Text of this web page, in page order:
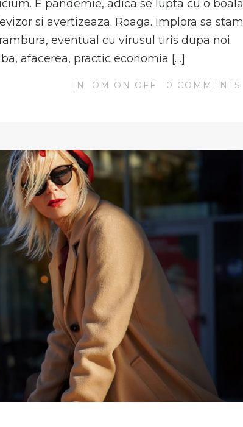
E pandemie, adica se lupta cu o boala
si avertizeaza. Roaga. Implora sa stam
eventual cu virusul tiris dupa noi.
afacerea, practic economia […]
IN OM ON OFF 0 COMMENTS